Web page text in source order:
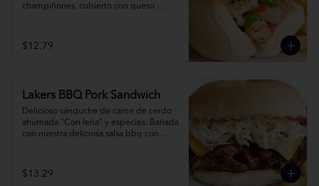
champiñones, cubierto con queso
$12.79
Lakers BBQ Pork Sandwich
Delicioso sánduche de carne de cerdo
ahumada "Con leña" y especies. Bañada
con nuestra deliciosa salsa bbq con
$13.29